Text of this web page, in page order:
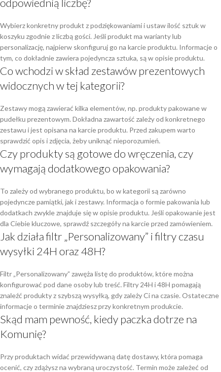
Wybierz konkretny produkt z podziękowaniami i ustaw ilość sztuk w
koszyku zgodnie z liczbą gości. Jeśli produkt ma warianty lub
personalizację, najpierw skonfiguruj go na karcie produktu. Informacje o
tym, co dokładnie zawiera pojedyncza sztuka, są w opisie produktu.
Co wchodzi w skład zestawów prezentowych
widocznych w tej kategorii?
Zestawy mogą zawierać kilka elementów, np. produkty pakowane w
pudełku prezentowym. Dokładna zawartość zależy od konkretnego
zestawu i jest opisana na karcie produktu. Przed zakupem warto
sprawdzić opis i zdjęcia, żeby uniknąć nieporozumień.
Czy produkty są gotowe do wręczenia, czy
wymagają dodatkowego opakowania?
To zależy od wybranego produktu, bo w kategorii są zarówno
pojedyncze pamiątki, jak i zestawy. Informacja o formie pakowania lub
dodatkach zwykle znajduje się w opisie produktu. Jeśli opakowanie jest
dla Ciebie kluczowe, sprawdź szczegóły na karcie przed zamówieniem.
Jak działa filtr „Personalizowany” i filtry czasu
wysyłki 24H oraz 48H?
Filtr „Personalizowany” zawęża listę do produktów, które można
konfigurować pod dane osoby lub treść. Filtry 24H i 48H pomagają
znaleźć produkty z szybszą wysyłką, gdy zależy Ci na czasie. Ostateczne
informacje o terminie znajdziesz przy konkretnym produkcie.
Skąd mam pewność, kiedy paczka dotrze na
Komunię?
Przy produktach widać przewidywaną datę dostawy, która pomaga
ocenić, czy zdążysz na wybraną uroczystość. Termin może zależeć od